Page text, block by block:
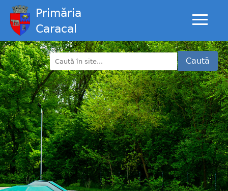
Primăria
Caracal
Caută